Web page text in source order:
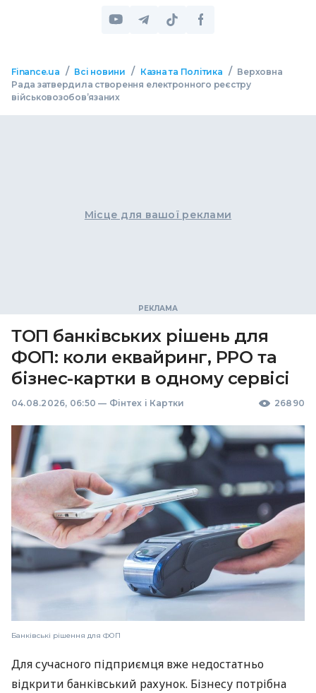
Finance.ua / Всі новини / Казна та Політика / Верховна
Рада затвердила створення електронного реєстру
військовозобовʼязаних
Місце для вашої реклами
ТОП банківських рішень для
ФОП: коли еквайринг, РРО та
бізнес-картки в одному сервісі
04.08.2026, 06:50 — Фінтех і Картки 26890
Банківські рішення для ФОП
Для сучасного підприємця вже недостатньо
відкрити банківський рахунок. Бізнесу потрібна